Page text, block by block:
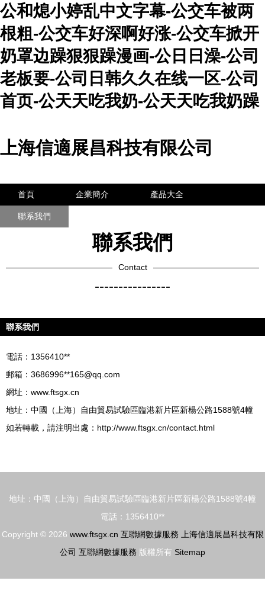
公和熄小婷乱中文字幕-公交车被两
根粗-公交车好深啊好涨-公交车掀开
奶罩边躁狠狠躁漫画-公日日澡-公司
老板要-公司日韩久久在线一区-公司
首页-公天天吃我奶-公天天吃我奶躁
上海信適展昌科技有限公司
首頁 企業簡介 產品大全
聯系我們
聯系我們
Contact
----------------
聯系我們
電話：1356410**
郵箱：3686996**165@qq.com
網址： www.ftsgx.cn
地址：中國（上海）自由貿易試驗區臨港新片區新楊公路1588號4幢
如若轉載，請注明出處：http://www.ftsgx.cn/contact.html
地址：中國（上海）自由貿易試驗區臨港新片區新楊公路1588號4幢
電話：1356410**
Copyright © 2026 www.ftsgx.cn 互聯網數據服務
上海信適展昌科技有限
公司 互聯網數據服務 版權所有 Sitemap